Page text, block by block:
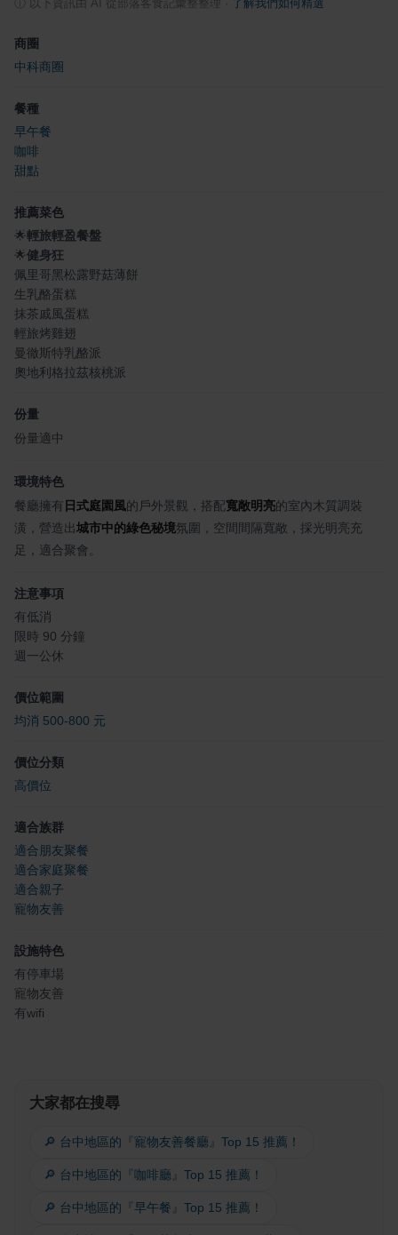
以下資訊由 AI 從部落客食記彙整整理 了解我們如何精選
商圈
中科商圈
餐種
早午餐
咖啡
甜點
推薦菜色
🌟輕旅輕盈餐盤
🌟健身狂
佩里哥黑松露野菇薄餅
生乳酪蛋糕
抹茶戚風蛋糕
輕旅烤雞翅
曼徹斯特乳酪派
奧地利格拉茲核桃派
份量
份量適中
環境特色
餐廳擁有 日式庭園風的戶外景觀，搭配寬敞明亮的室內木質調裝
潢，營造出城市中的綠色秘境氛圍，空間間隔寬敞，採光明亮充
足，適合聚會。
注意事項
有低消
限時 90 分鐘
週一公休
價位範圍
均消 500-800 元
價位分類
高價位
適合族群
適合朋友聚餐
適合家庭聚餐
適合親子
寵物友善
設施特色
有停車場
寵物友善
有wifi
大家都在搜尋
🔎 台中地區的『寵物友善餐廳』Top 15 推薦！
🔎 台中地區的『咖啡廳』Top 15 推薦！
🔎 台中地區的『早午餐』Top 15 推薦！